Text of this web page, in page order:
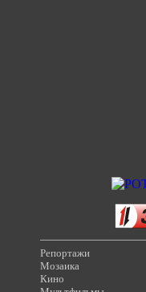
Репортажи
Мозаика
Кино